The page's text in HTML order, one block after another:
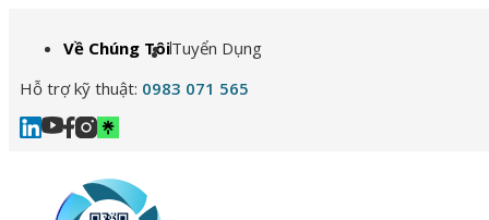
Về Chúng TôiTuyển Dụng
Hỗ trợ kỹ thuật: 0983 071 565